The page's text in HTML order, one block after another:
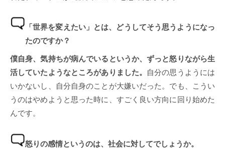
「世界を変えたい」とは、どうしてそう思うようになっ
たのですか？
僕自身、気持ちが病んでいるというか、ずっと怒りながら生
活していたようなところがありました。
自分の思うようには
いかないし、自分自身のことが大嫌いだった。でも、こうい
うのはやめようと思った時に、すごく良い方向に回り始めた
んです。
怒りの感情というのは、社会に対してでしょうか。